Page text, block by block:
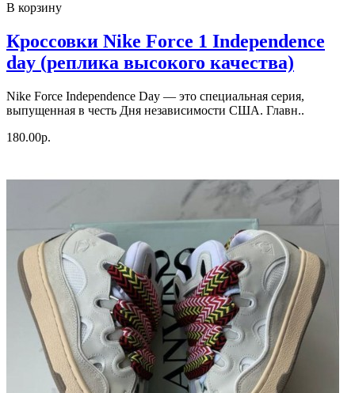
В корзину
Кроссовки Nike Force 1 Independence
day (реплика высокого качества)
Nike Force Independence Day — это специальная серия,
выпущенная в честь Дня независимости США. Главн..
180.00р.